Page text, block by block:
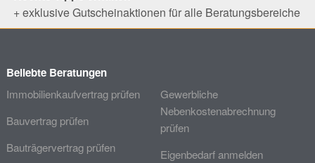
+ exklusive Gutscheinaktionen für alle Beratungsbereiche
Beliebte Beratungen
Immobilienkaufvertrag prüfen
Bauvertrag prüfen
Bauträgervertrag prüfen
Gewerbliche
Nebenkostenabrechnung
prüfen
Eigenbedarf anmelden